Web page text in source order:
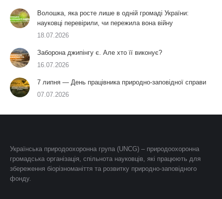
Волошка, яка росте лише в одній громаді України:
науковці перевірили, чи пережила вона війну
18.07.2026
Заборона джипінгу є. Але хто її виконує?
16.07.2026
7 липня — День працівника природно-заповідної справи
07.07.2026
Українська природоохоронна група (UNCG) – природоохоронна
громадська організація, спільнота науковців, які працюють для
збереження біорізноманіття та розвитку природно-заповідного
фонду.